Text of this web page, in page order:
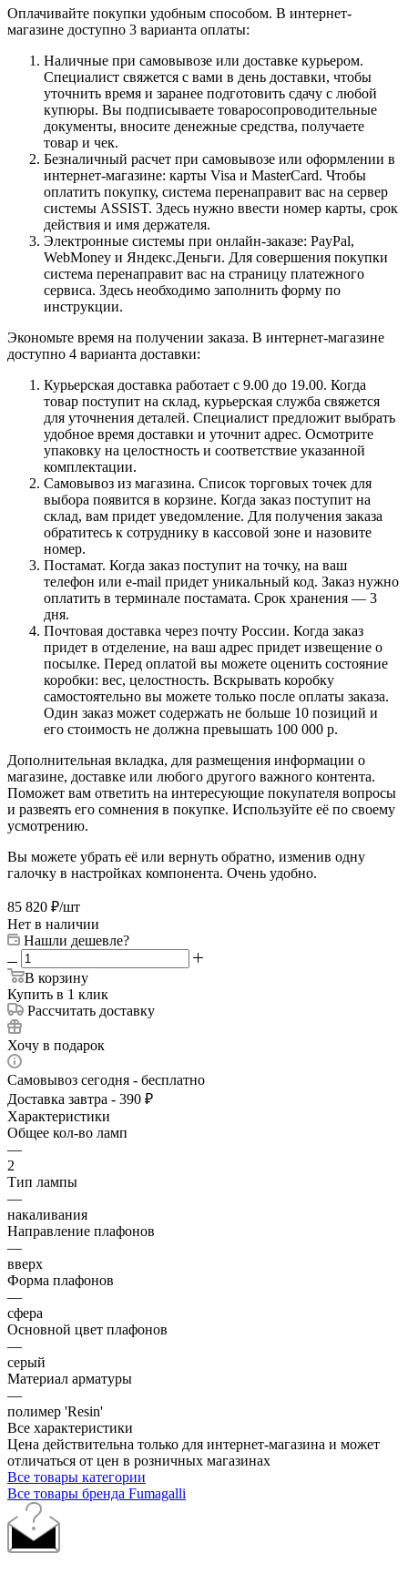
Оплачивайте покупки удобным способом. В интернет-
магазине доступно 3 варианта оплаты:
Наличные при самовывозе или доставке курьером.
Специалист свяжется с вами в день доставки, чтобы
уточнить время и заранее подготовить сдачу с любой
купюры. Вы подписываете товаросопроводительные
документы, вносите денежные средства, получаете
товар и чек.
Безналичный расчет при самовывозе или оформлении в
интернет-магазине: карты Visa и MasterCard. Чтобы
оплатить покупку, система перенаправит вас на сервер
системы ASSIST. Здесь нужно ввести номер карты, срок
действия и имя держателя.
Электронные системы при онлайн-заказе: PayPal,
WebMoney и Яндекс.Деньги. Для совершения покупки
система перенаправит вас на страницу платежного
сервиса. Здесь необходимо заполнить форму по
инструкции.
Экономьте время на получении заказа. В интернет-магазине
доступно 4 варианта доставки:
Курьерская доставка работает с 9.00 до 19.00. Когда
товар поступит на склад, курьерская служба свяжется
для уточнения деталей. Специалист предложит выбрать
удобное время доставки и уточнит адрес. Осмотрите
упаковку на целостность и соответствие указанной
комплектации.
Самовывоз из магазина. Список торговых точек для
выбора появится в корзине. Когда заказ поступит на
склад, вам придет уведомление. Для получения заказа
обратитесь к сотруднику в кассовой зоне и назовите
номер.
Постамат. Когда заказ поступит на точку, на ваш
телефон или e-mail придет уникальный код. Заказ нужно
оплатить в терминале постамата. Срок хранения — 3
дня.
Почтовая доставка через почту России. Когда заказ
придет в отделение, на ваш адрес придет извещение о
посылке. Перед оплатой вы можете оценить состояние
коробки: вес, целостность. Вскрывать коробку
самостоятельно вы можете только после оплаты заказа.
Один заказ может содержать не больше 10 позиций и
его стоимость не должна превышать 100 000 р.
Дополнительная вкладка, для размещения информации о
магазине, доставке или любого другого важного контента.
Поможет вам ответить на интересующие покупателя вопросы
и развеять его сомнения в покупке. Используйте её по своему
усмотрению.
Вы можете убрать её или вернуть обратно, изменив одну
галочку в настройках компонента. Очень удобно.
85 820 ₽/шт
Нет в наличии
Нашли дешевле?
В корзину
Купить в 1 клик
Рассчитать доставку
Хочу в подарок
Самовывоз сегодня - бесплатно
Доставка завтра - 390 ₽
Характеристики
Общее кол-во ламп
—
2
Тип лампы
—
накаливания
Направление плафонов
—
вверх
Форма плафонов
—
сфера
Основной цвет плафонов
—
серый
Материал арматуры
—
полимер 'Resin'
Все характеристики
Цена действительна только для интернет-магазина и может
отличаться от цен в розничных магазинах
Все товары категории
Все товары бренда Fumagalli